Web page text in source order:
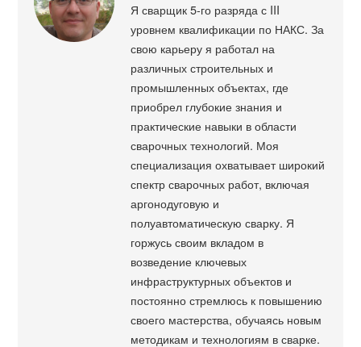
Я сварщик 5-го разряда с III
уровнем квалификации по НАКС. За
свою карьеру я работал на
различных строительных и
промышленных объектах, где
приобрел глубокие знания и
практические навыки в области
сварочных технологий. Моя
специализация охватывает широкий
спектр сварочных работ, включая
аргонодуговую и
полуавтоматическую сварку. Я
горжусь своим вкладом в
возведение ключевых
инфраструктурных объектов и
постоянно стремлюсь к повышению
своего мастерства, обучаясь новым
методикам и технологиям в сварке.